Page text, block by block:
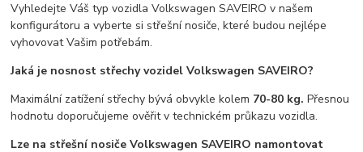
Vyhledejte Váš typ vozidla Volkswagen SAVEIRO v našem
konfigurátoru a vyberte si střešní nosiče, které budou nejlépe
vyhovovat Vašim potřebám.
Jaká je nosnost střechy vozidel Volkswagen SAVEIRO?
Maximální zatížení střechy bývá obvykle kolem 70-80 kg. Přesnou
hodnotu doporučujeme ověřit v technickém průkazu vozidla.
Lze na střešní nosiče Volkswagen SAVEIRO namontovat